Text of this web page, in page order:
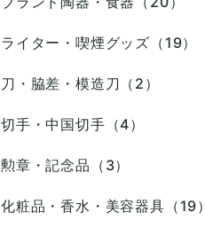
ライター・喫煙グッズ（19）
刀・脇差・模造刀（2）
切手・中国切手（4）
勲章・記念品（3）
化粧品・香水・美容器具（19）